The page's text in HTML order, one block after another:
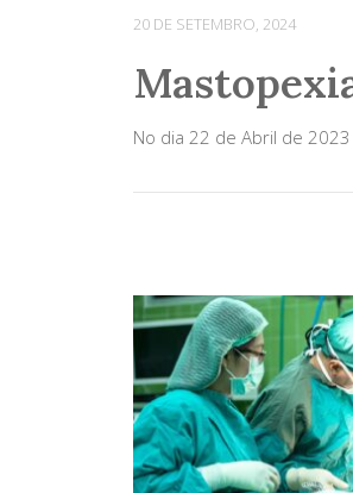
20 DE SETEMBRO, 2024
No dia 22 de Abril de